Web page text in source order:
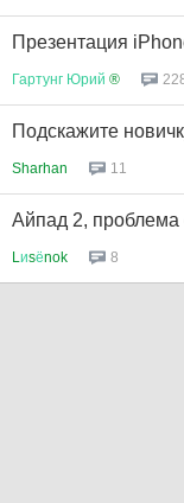
Презентация
Гартунг Юрий ®
Подскажите
Sharhan 11
Айпад 2, проблема
L иsёnok 8